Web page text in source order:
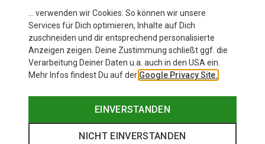
Mojito Schuhe
CHF 169.50
45.5
… verwenden wir Cookies. So können wir unsere
Services für Dich optimieren, Inhalte auf Dich
zuschneiden und dir entsprechend personalisierte
Anzeigen zeigen. Deine Zustimmung schließt ggf. die
Verarbeitung Deiner Daten u.a. auch in den USA ein.
Mehr Infos findest Du auf der Google Privacy Site.
EINVERSTANDEN
NICHT EINVERSTANDEN